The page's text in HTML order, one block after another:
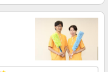
の子育て世代活躍中！
＜日払い有/週払い有/交